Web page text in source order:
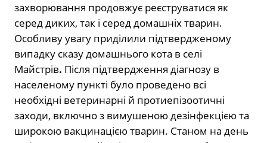
захворювання продовжує реєструватися як
серед диких, так і серед домашніх тварин.
Особливу увагу приділили підтвердженому
випадку сказу домашнього кота в селі
Майстрів. Після підтвердження діагнозу в
населеному пункті було проведено всі
необхідні ветеринарні й протиепізоотичні
заходи, включно з вимушеною дезінфекцією та
широкою вакцинацією тварин. Станом на день